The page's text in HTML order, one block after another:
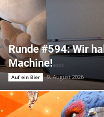
Runde #594: Wir
Machine!
Auf ein Bier 9. August 2026